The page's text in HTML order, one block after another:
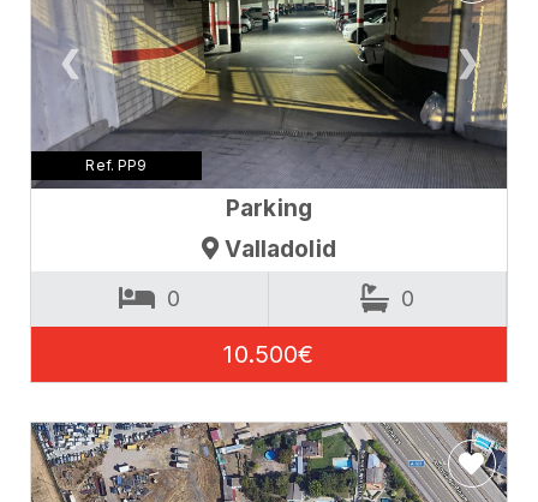
❮ ❯
Ref. PP9
Parking
Valladolid
0 0
10.500€